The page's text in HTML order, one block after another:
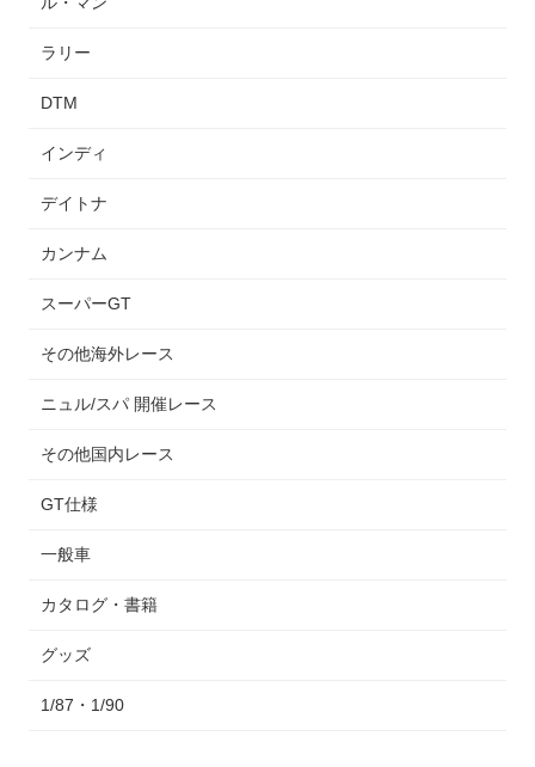
ラリー
DTM
インディ
デイトナ
カンナム
スーパーGT
その他海外レース
ニュル/スパ 開催レース
その他国内レース
GT仕様
一般車
カタログ・書籍
グッズ
1/87・1/90